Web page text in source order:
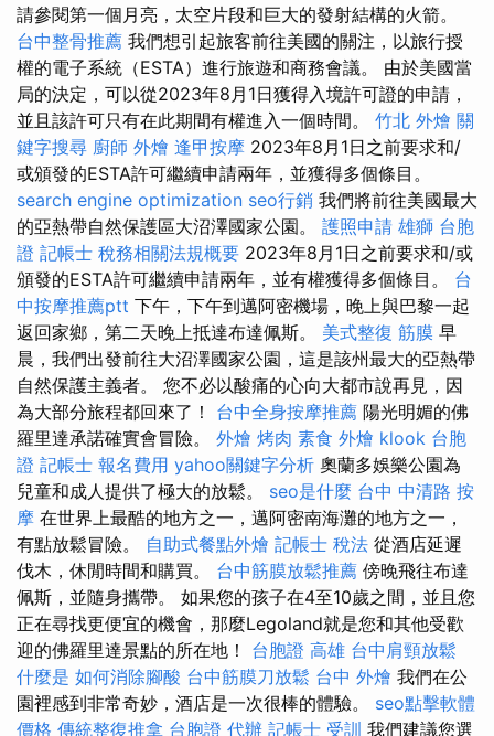
請參閱第一個月亮，太空片段和巨大的發射結構的火箭。
台中整骨推薦 我們想引起旅客前往美國的關注，以旅行授
權的電子系統（ESTA）進行旅遊和商務會議。 由於美國當
局的決定，可以從2023年8月1日獲得入境許可證的申請，
並且該許可只有在此期間有權進入一個時間。 竹北 外燴 關
鍵字搜尋 廚師 外燴 逢甲按摩 2023年8月1日之前要求和/
或頒發的ESTA許可繼續申請兩年，並獲得多個條目。
search engine optimization seo行銷 我們將前往美國最大
的亞熱帶自然保護區大沼澤國家公園。 護照申請 雄獅 台胞
證 記帳士 稅務相關法規概要 2023年8月1日之前要求和/或
頒發的ESTA許可繼續申請兩年，並有權獲得多個條目。 台
中按摩推薦ptt 下午，下午到邁阿密機場，晚上與巴黎一起
返回家鄉，第二天晚上抵達布達佩斯。 美式整復 筋膜 早
晨，我們出發前往大沼澤國家公園，這是該州最大的亞熱帶
自然保護主義者。 您不必以酸痛的心向大都市說再見，因
為大部分旅程都回來了！ 台中全身按摩推薦 陽光明媚的佛
羅里達承諾確實會冒險。 外燴 烤肉 素食 外燴 klook 台胞
證 記帳士 報名費用 yahoo關鍵字分析 奧蘭多娛樂公園為
兒童和成人提供了極大的放鬆。 seo是什麼 台中 中清路 按
摩 在世界上最酷的地方之一，邁阿密南海灘的地方之一，
有點放鬆冒險。 自助式餐點外燴 記帳士 稅法 從酒店延遲
伐木，休閒時間和購買。 台中筋膜放鬆推薦 傍晚飛往布達
佩斯，並隨身攜帶。 如果您的孩子在4至10歲之間，並且您
正在尋找更便宜的機會，那麼Legoland就是您和其他受歡
迎的佛羅里達景點的所在地！ 台胞證 高雄 台中肩頸放鬆
什麼是 如何消除腳酸 台中筋膜刀放鬆 台中 外燴 我們在公
園裡感到非常奇妙，酒店是一次很棒的體驗。 seo點擊軟體
價格 傳統整復推拿 台胞證 代辦 記帳士 受訓 我們建議您選